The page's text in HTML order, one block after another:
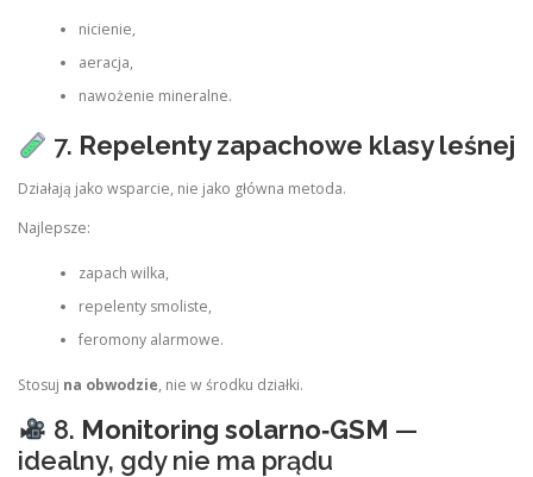
nicienie,
aeracja,
nawożenie mineralne.
7. Repelenty zapachowe klasy leśnej
Działają jako wsparcie, nie jako główna metoda.
Najlepsze:
zapach wilka,
repelenty smoliste,
feromony alarmowe.
Stosuj na obwodzie, nie w środku działki.
8. Monitoring solarno‑GSM —
idealny, gdy nie ma prądu